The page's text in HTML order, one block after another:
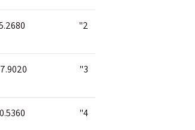
2"
3" 7.9020 ס"מ
4"